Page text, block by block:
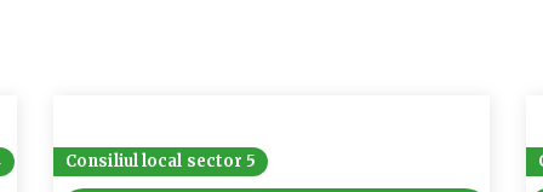
Consiliul local sector 5